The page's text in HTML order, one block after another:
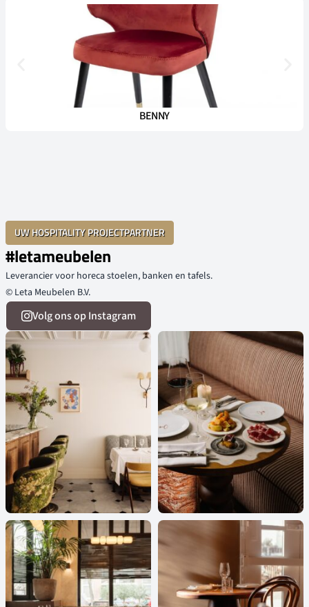
BENNY
UW HOSPITALITY PROJECTPARTNER
#letameubelen
Leverancier voor horeca stoelen, banken en tafels.
© Leta Meubelen B.V.
Volg ons op Instagram